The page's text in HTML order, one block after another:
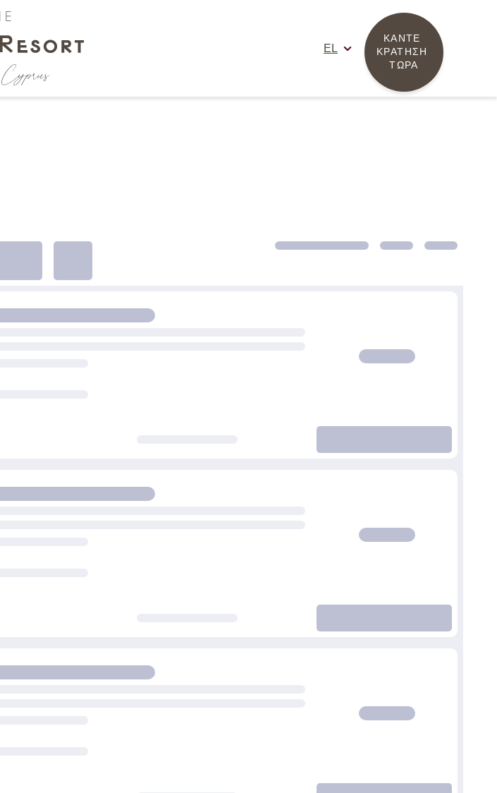
EL
ΚΑΝΤΕ
ΚΡΑΤΗΣΗ
ΤΩΡΑ